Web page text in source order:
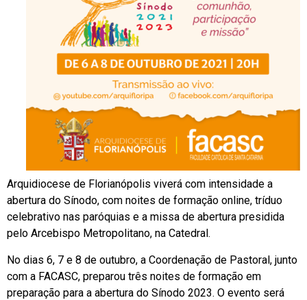
Arquidiocese de Florianópolis viverá com intensidade a
abertura do Sínodo, com noites de formação online, tríduo
celebrativo nas paróquias e a missa de abertura presidida
pelo Arcebispo Metropolitano, na Catedral.
No dias 6, 7 e 8 de outubro, a Coordenação de Pastoral, junto
com a FACASC, preparou três noites de formação em
preparação para a abertura do Sínodo 2023. O evento será